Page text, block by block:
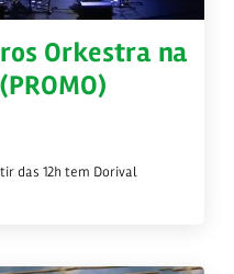
Orkestra na
das 12h tem Dorival